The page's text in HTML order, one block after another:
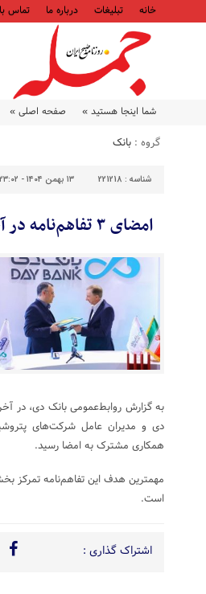
خانه تبلیغات درباره ما تماس
شما اینجا هستید » صفحه اصلی »
گروه : بانک
شناسه : 221218 ۱۳ بهمن ۱۴۰۴ - ۲۳:۰۲
امضای ۳ تفاهم‌نامه در آخرین روز نمایشگاه ایران پتروکم در غرفه بانک دی
دی و مدیران عامل شرکت‌های
همکاری مشترک به امضا رسید.
مهمترین هدف این تفاهم‌نامه تمرکز
است.
اشتراک گذاری :